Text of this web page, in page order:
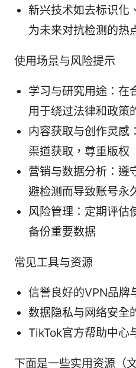
新兴技术如去标识化
为未来对抗检测的热
使用场景与风险提示
学习与研究用途：在
用于绕过法律和政策
内容获取与创作灵感
渠道获取，尊重版权
营销与数据分析：遵
避检测而导致账号永
风险管理：定期评估
备份重要数据
常见工具与资源
信誉良好的VPN品牌
数据隐私与网络安全
TikTok官方帮助中心
下面是一些实用资源（